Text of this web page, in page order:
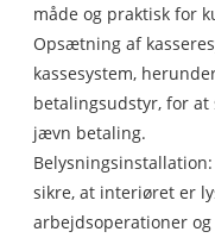
måde og praktisk for
Opsætning af
kassesystem,
betalingsudstyr, for
jævn betaling.
sikre, at interiøret er
arbejdsoperationer